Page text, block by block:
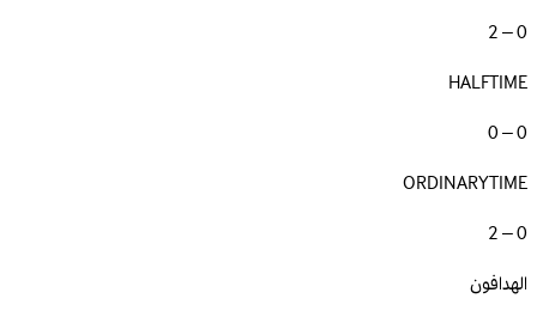
0 – 2
HALFTIME
0 – 0
ORDINARYTIME
0 – 2
الهدافون